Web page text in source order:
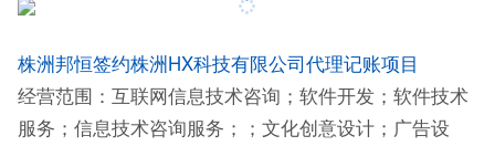
株洲邦恒签约株洲HX科技有限公司代理记账项目
经营范围： 互联网信息技术咨询；软件开发；软件技术
服务；信息技术咨询服务；；文化创意设计；广告设